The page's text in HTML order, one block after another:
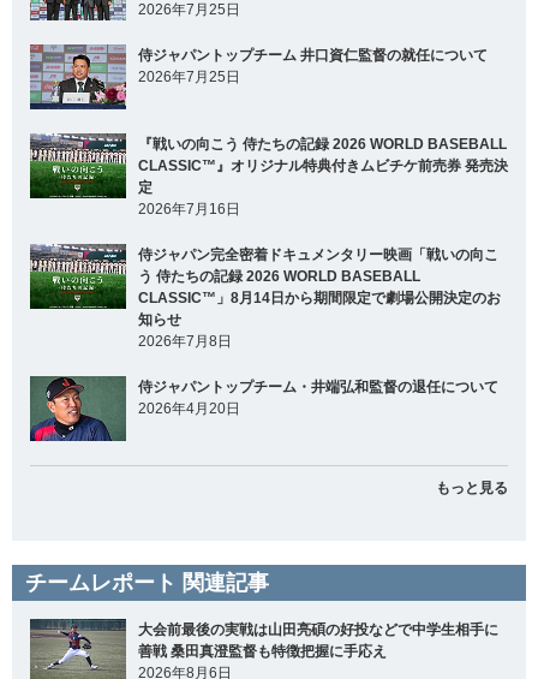
2026年7月25日
侍ジャパントップチーム 井口資仁監督の就任について
2026年7月25日
『戦いの向こう 侍たちの記録 2026 WORLD BASEBALL
CLASSIC™』オリジナル特典付きムビチケ前売券 発売決
定
2026年7月16日
侍ジャパン完全密着ドキュメンタリー映画「戦いの向こ
う 侍たちの記録 2026 WORLD BASEBALL
CLASSIC™」8月14日から期間限定で劇場公開決定のお
知らせ
2026年7月8日
侍ジャパントップチーム・井端弘和監督の退任について
2026年4月20日
もっと見る
チームレポート 関連記事
大会前最後の実戦は山田亮碩の好投などで中学生相手に
善戦 桑田真澄監督も特徴把握に手応え
2026年8月6日